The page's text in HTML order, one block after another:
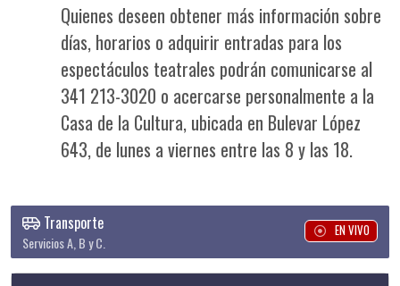
Quienes deseen obtener más información sobre
días, horarios o adquirir entradas para los
espectáculos teatrales podrán comunicarse al
341 213-3020 o acercarse personalmente a la
Casa de la Cultura, ubicada en Bulevar López
643, de lunes a viernes entre las 8 y las 18.
Transporte
Servicios A, B y C.
EN VIVO